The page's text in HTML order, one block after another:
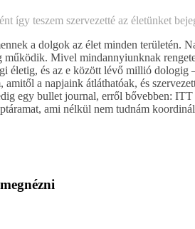
így teszem szervezetté az életünket
a dolgok az élet minden területén.
Mivel mindannyiunknak
életig, és az e között lévő millió dologig
amitől a napjaink átláthatóak, és
egy bullet journal, erről bővebben:
ami nélkül nem tudnám